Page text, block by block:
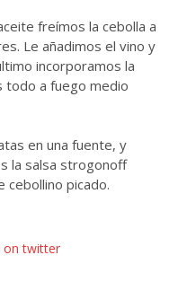
freímos la cebolla a
Le añadimos el vino y
incorporamos la
todo a fuego medio
en una fuente, y
la salsa strogonoff
cebollino picado.